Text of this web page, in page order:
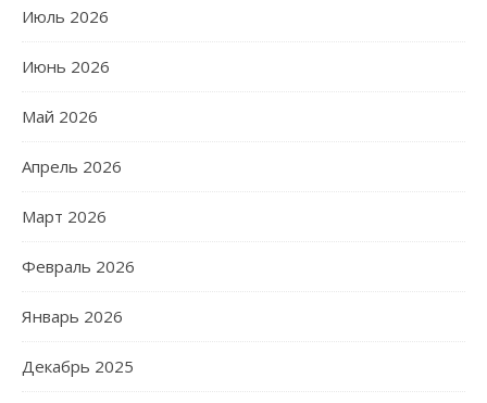
Июль 2026
Июнь 2026
Май 2026
Апрель 2026
Март 2026
Февраль 2026
Январь 2026
Декабрь 2025